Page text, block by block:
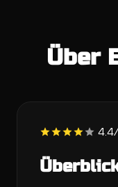
Über